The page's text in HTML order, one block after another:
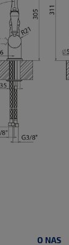
O NAS